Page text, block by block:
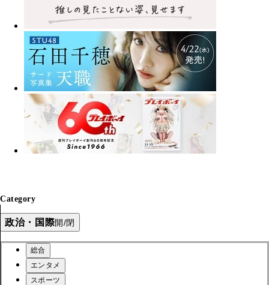
Category
政治・国際開/閉
総合
エンタメ
スポーツ